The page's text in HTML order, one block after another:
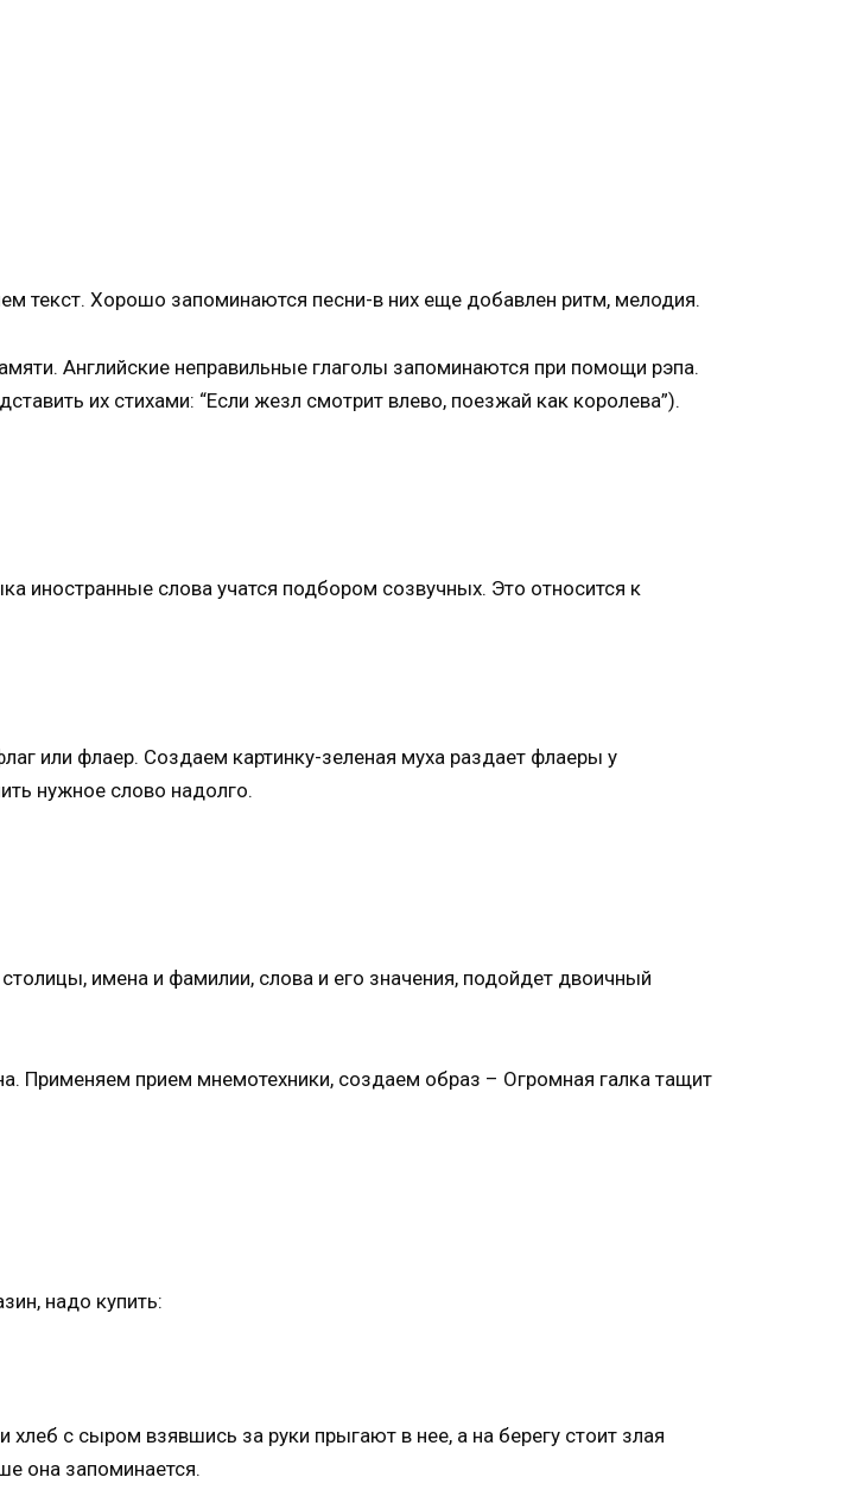
текст. Хорошо запоминаются песни-в них еще добавлен ритм, мелодия.
Английские неправильные глаголы запоминаются при помощи рэпа.
их стихами: “Если жезл смотрит влево, поезжай как королева”).
иностранные слова учатся подбором созвучных. Это относится к
или флаер. Создаем картинку-зеленая муха раздает флаеры у
нужное слово надолго.
имена и фамилии, слова и его значения, подойдет двоичный
Применяем прием мнемотехники, создаем образ – Огромная галка тащит
надо купить:
с сыром взявшись за руки прыгают в нее, а на берегу стоит злая
она запоминается.